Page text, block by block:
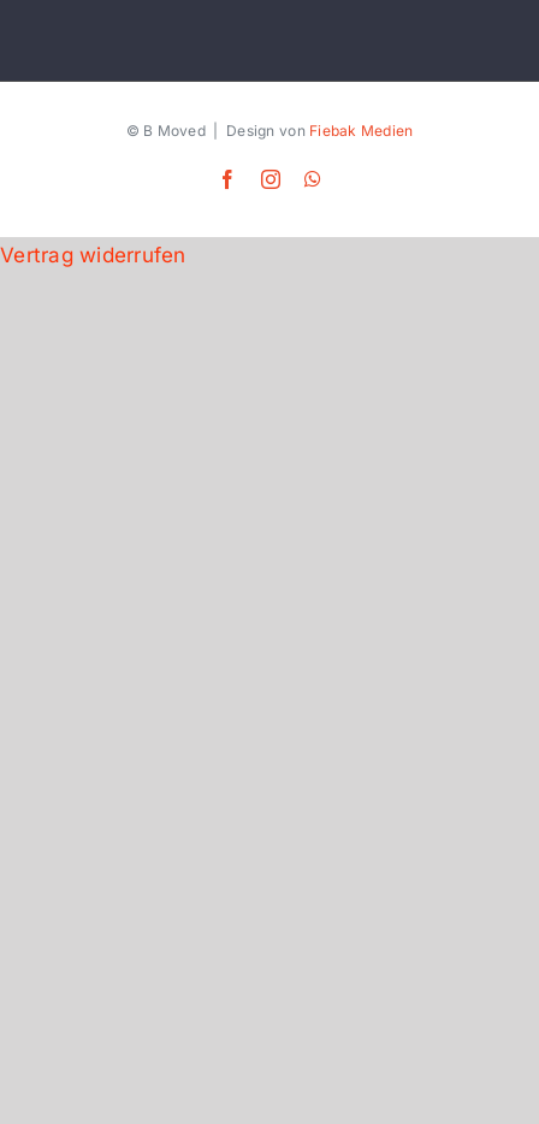
© B Moved | Design von Fiebak Medien
FacebookInstagram
Vertrag widerrufen